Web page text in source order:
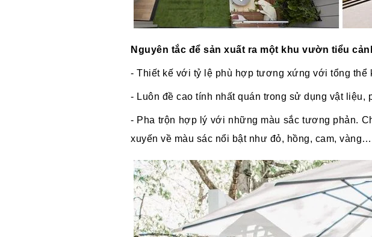
Nguyên tắc để sản xuất ra một khu vườn tiểu
- Thiết kế với tỷ lệ phù hợp tương xứng với tổng thể
- Luôn đề cao tính nhất quán trong sử dụng vật liệu,
- Pha trộn hợp lý với những màu sắc tương phản.
xuyến về màu sác nổi bật như đỏ, hồng, cam, vàng…